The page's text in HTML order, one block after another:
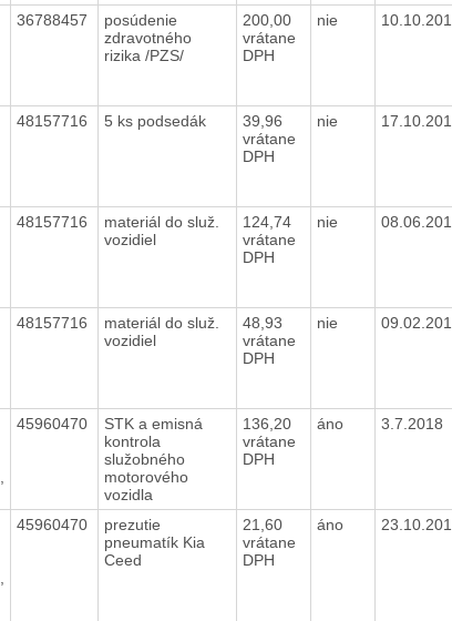
36788457
posúdenie
zdravotného
rizika /PZS/
200,00
vrátane
DPH
nie
48157716 5 ks podsedák
39,96
vrátane
DPH
nie
48157716
materiál do služ.
vozidiel
124,74
vrátane
DPH
nie
48157716
materiál do služ.
vozidiel
48,93
vrátane
DPH
nie
45960470
STK a emisná
kontrola
služobného
motorového
vozidla
136,20
vrátane
DPH
áno 3.7.2018
45960470
prezutie
pneumatík Kia
Ceed
21,60
vrátane
DPH
áno